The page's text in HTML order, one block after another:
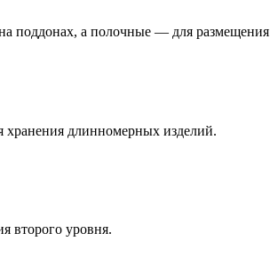
поддонах, а полочные — для
длинномерных изделий.
второго уровня.